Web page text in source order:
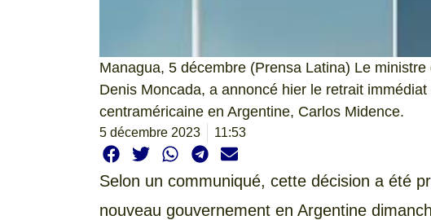
Managua, 5 décembre (Prensa Latina) Le
Denis Moncada, a annoncé hier le retrait
centraméricaine en Argentine, Carlos Midence.
5 décembre 2023 11:53
Selon un communiqué, cette décision a été
nouveau gouvernement en Argentine